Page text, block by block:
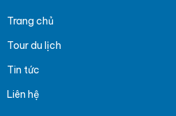
Trang chủ
Tour du lịch
Tin tức
Liên hệ